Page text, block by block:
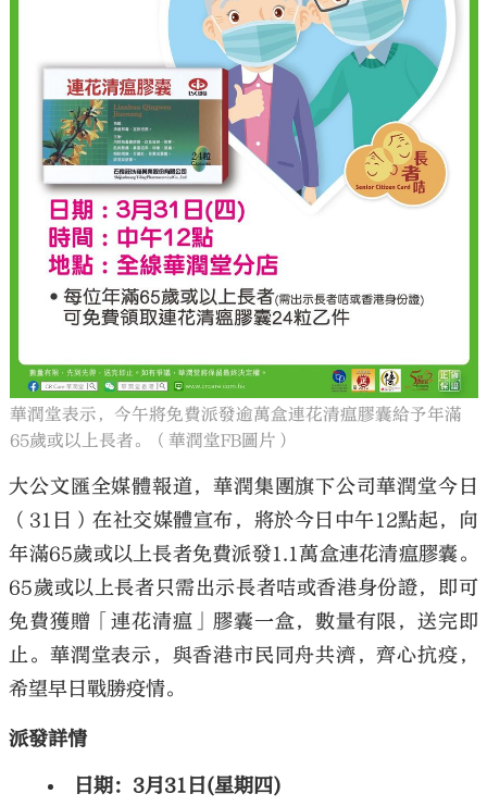
華潤堂表示，今午將免費派發逾萬盒連花清瘟膠囊給予年滿
65歲或以上長者。（華潤堂FB圖片）
大公文匯全媒體報道，華潤集團旗下公司華潤堂今日
（31日）在社交媒體宣布，將於今日中午12點起，向
年滿65歲或以上長者免費派發1.1萬盒連花清瘟膠囊。
65歲或以上長者只需出示長者咭或香港身份證，即可
免費獲贈「連花清瘟」膠囊一盒，數量有限，送完即
止。華潤堂表示，與香港市民同舟共濟，齊心抗疫，
希望早日戰勝疫情。
派發詳情
日期：3月31日(星期四)